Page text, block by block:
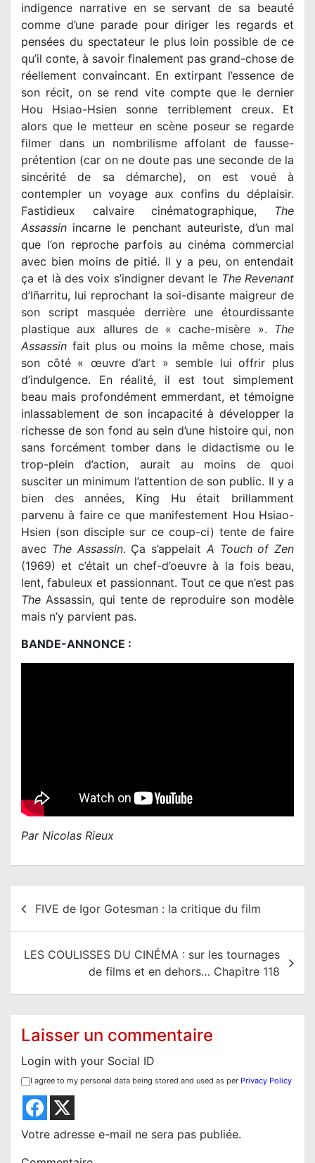
indigence narrative en se servant de sa beauté
comme d’une parade pour diriger les regards et
pensées du spectateur le plus loin possible de ce
qu’il conte, à savoir finalement pas grand-chose de
réellement convaincant. En extirpant l’essence de
son récit, on se rend vite compte que le dernier
Hou Hsiao-Hsien sonne terriblement creux. Et
alors que le metteur en scène poseur se regarde
filmer dans un nombrilisme affolant de fausse-
prétention (car on ne doute pas une seconde de la
sincérité de sa démarche), on est voué à
contempler un voyage aux confins du déplaisir.
Fastidieux calvaire cinématographique, The
Assassin incarne le penchant auteuriste, d’un mal
que l’on reproche parfois au cinéma commercial
avec bien moins de pitié. Il y a peu, on entendait
ça et là des voix s’indigner devant le The Revenant
d’Iñarritu, lui reprochant la soi-disante maigreur de
son script masquée derrière une étourdissante
plastique aux allures de « cache-misère ». The
Assassin fait plus ou moins la même chose, mais
son côté « œuvre d’art » semble lui offrir plus
d’indulgence. En réalité, il est tout simplement
beau mais profondément emmerdant, et témoigne
inlassablement de son incapacité à développer la
richesse de son fond au sein d’une histoire qui, non
sans forcément tomber dans le didactisme ou le
trop-plein d’action, aurait au moins de quoi
susciter un minimum l’attention de son public. Il y a
bien des années, King Hu était brillamment
parvenu à faire ce que manifestement Hou Hsiao-
Hsien (son disciple sur ce coup-ci) tente de faire
avec The Assassin. Ça s’appelait A Touch of Zen
(1969) et c’était un chef-d’oeuvre à la fois beau,
lent, fabuleux et passionnant. Tout ce que n’est pas
The Assassin, qui tente de reproduire son modèle
mais n’y parvient pas.
BANDE-ANNONCE :
Par Nicolas Rieux
v
FIVE de Igor Gotesman : la critique du film
LES COULISSES DU CINÉMA : sur les tournages
de films et en dehors… Chapitre 118
Laisser un commentaire
Login with your Social ID
I agree to my personal data being stored and used as per Privacy Policy
Votre adresse e-mail ne sera pas publiée.